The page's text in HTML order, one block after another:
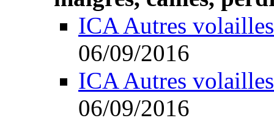
ICA Autres volailles
06/09/2016
ICA Autres volailles
06/09/2016